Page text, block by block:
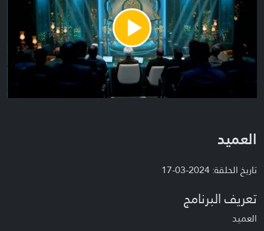
Play
Video
العميد
تاريخ الحلقة: 2024-03-17
تعريف البرنامج
العميد